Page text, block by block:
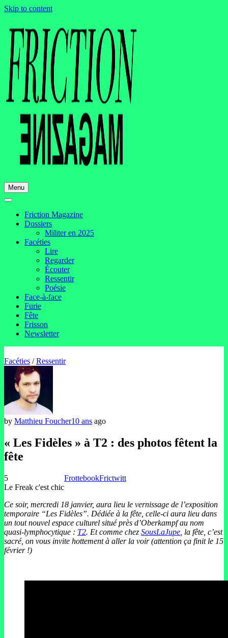
Skip to content
Menu
Friction Magazine
Dossiers
Militer en 2025
Facéties
Lire
Regarder
Écouter
Ressentir
Poésie
Face-à-face
Furie
Fête
Frisson
Newsletter
Facéties /Ressentir
by Matthieu Foucher10 ans ago
« Les Fidèles » à T2 : des photos fêtent la
fête
5
Le Freak c'est chic
FrottebookFrictwitt
Ce soir, mercredi 18 janvier, aura lieu le vernissage de l’exposition
temporaire “Les Fidèles”. Dédiée à la fête, celle-ci aura lieu dans
un tout nouvel espace culturel situé près d’Oberkampf au nom
quasi-lymphocytique : T2. Et comme chez SousLaJupe , la fête, c’est
sacré, on vous invite hottement à aller la voir (attention ça finit le 15
février !)